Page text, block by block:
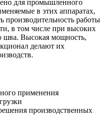
для промышленного
в этих аппаратах,
производительность работы
в том числе при высоких
шва. Высокая мощность,
делают их
применения
производственных